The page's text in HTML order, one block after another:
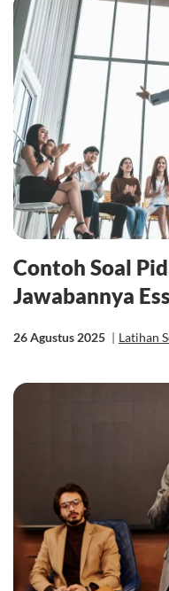
Contoh Soal
Jawabannya
26 Agustus 2025 | Latihan